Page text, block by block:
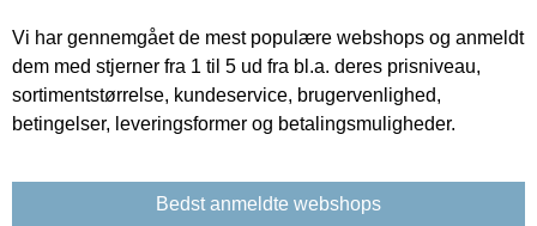
Vi har gennemgået de mest populære webshops og anmeldt
dem med stjerner fra 1 til 5 ud fra bl.a. deres prisniveau,
sortimentstørrelse, kundeservice, brugervenlighed,
betingelser, leveringsformer og betalingsmuligheder.
Bedst anmeldte webshops